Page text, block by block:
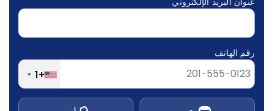
رقم الهاتف
+1